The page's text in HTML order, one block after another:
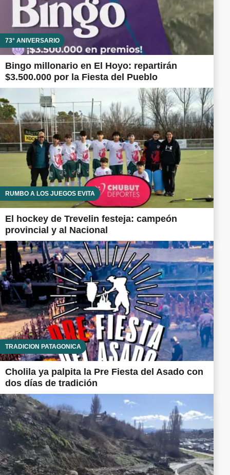
73° ANIVERSARIO
Bingo millonario en El Hoyo: repartirán
$3.500.000 por la Fiesta del Pueblo
RUMBO A LOS JUEGOS EVITA
El hockey de Trevelin festeja: campeón
provincial y al Nacional
TRADICIÓN PATAGÓNICA
Cholila ya palpita la Pre Fiesta del Asado con
dos días de tradición